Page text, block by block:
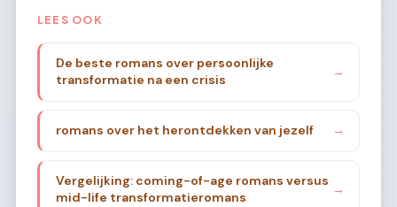
LEES OOK
De beste romans over persoonlijke
transformatie na een crisis
→
romans over het herontdekken van jezelf →
Vergelijking: coming-of-age romans versus
mid-life transformatieromans
→